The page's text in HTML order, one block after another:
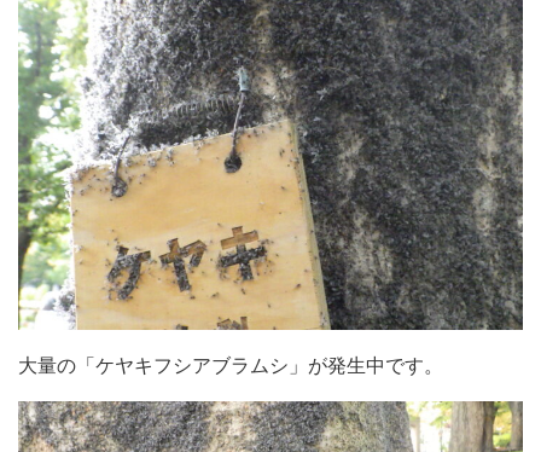
大量の「ケヤキフシアブラムシ」が発生中です。